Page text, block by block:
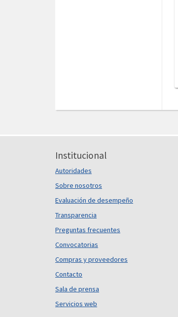
Institucional
Autoridades
Sobre nosotros
Evaluación de desempeño
Transparencia
Preguntas frecuentes
Convocatorias
Compras y proveedores
Contacto
Sala de prensa
Servicios web